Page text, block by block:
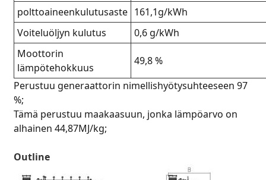
polttoaineenkulutusaste 161,1g/kWh
Voiteluöljyn kulutus
0,6 g/kWh
Moottorin
lämpötehokkuus
49,8 %
Perustuu generaattorin nimellishyötysuhteeseen 97
%;
Tämä perustuu maakaasuun, jonka lämpöarvo on
alhainen 44,87MJ/kg;
Outline